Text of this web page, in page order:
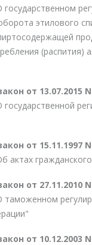
государственном
этилового
(распития)
от 13.07.2015
государственной
от 15.11.1997
актах
от 27.11.2010
таможенном
от 10.12.2003